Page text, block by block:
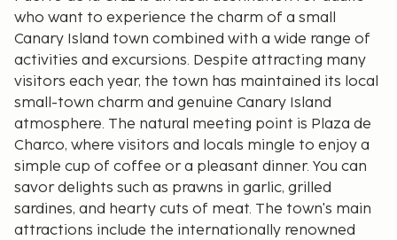
who want to experience the charm of a small
Canary Island town combined with a wide range of
activities and excursions. Despite attracting many
visitors each year, the town has maintained its local
small-town charm and genuine Canary Island
atmosphere. The natural meeting point is Plaza de
Charco, where visitors and locals mingle to enjoy a
simple cup of coffee or a pleasant dinner. You can
savor delights such as prawns in garlic, grilled
sardines, and hearty cuts of meat. The town's main
attractions include the internationally renowned